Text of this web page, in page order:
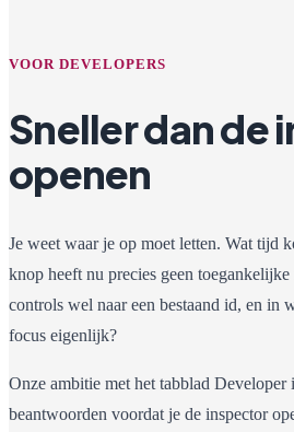
VOOR DEVELOPERS
Sneller dan de
openen
Je weet waar je op moet letten. Wat tijd
knop heeft nu precies geen
controls wel naar een bestaand id, en in
focus eigenlijk?
Onze ambitie met het tabblad Developer
beantwoorden voordat je de inspector